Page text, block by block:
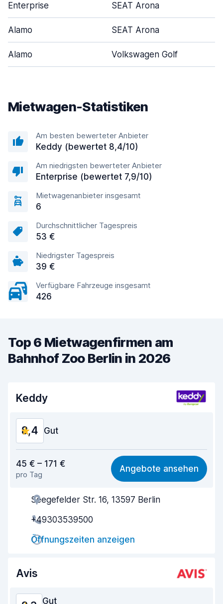
Enterprise SEAT Arona
Alamo SEAT Arona
Alamo Volkswagen Golf
Mietwagen-Statistiken
Am besten bewerteter Anbieter
Keddy (bewertet 8,4/10)
Am niedrigsten bewerteter Anbieter
Enterprise (bewertet 7,9/10)
Mietwagenanbieter insgesamt
6
Durchschnittlicher Tagespreis
53 €
Niedrigster Tagespreis
39 €
Verfügbare Fahrzeuge insgesamt
426
Top 6 Mietwagenfirmen am
Bahnhof Zoo Berlin in 2026
Keddy
8,4 Gut
8,4
Einfach zu finden 8,2
Agenten-Hilfsbereitschaft
Schnelle Abholung
Schnelle Abgabe
45 € – 171 €
pro Tag
Angebote ansehen
Seegefelder Str. 16, 13597 Berlin
+49303539500
Öffnungszeiten anzeigen
Avis
Gut